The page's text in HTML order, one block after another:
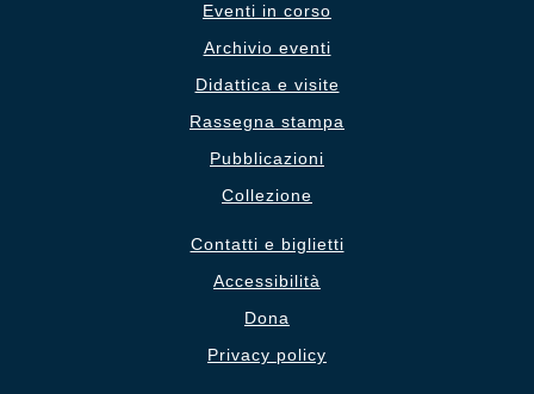
Eventi in corso
Archivio eventi
Didattica e visite
Rassegna stampa
Pubblicazioni
Collezione
Contatti e biglietti
Accessibilità
Dona
Privacy policy